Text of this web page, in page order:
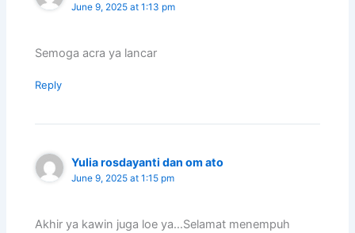
June 9, 2025 at 1:13 pm
Semoga acra ya lancar
Reply
Yulia rosdayanti dan om ato
June 9, 2025 at 1:15 pm
Akhir ya kawin juga loe ya…Selamat menempuh